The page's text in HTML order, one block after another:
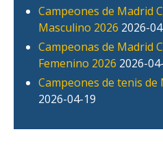
Campeones de Madrid
Masculino 2026 2026-
Campeonas de Madrid
Femenino 2026 2026-
Campeones de tenis de
2026-04-19